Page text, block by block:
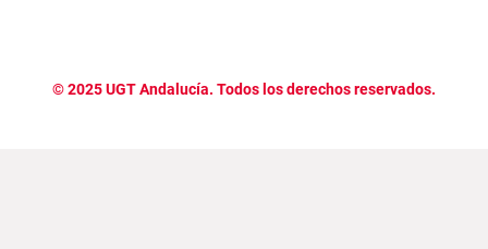
©2025UGT Andalucía. Todos los derechos reservados.